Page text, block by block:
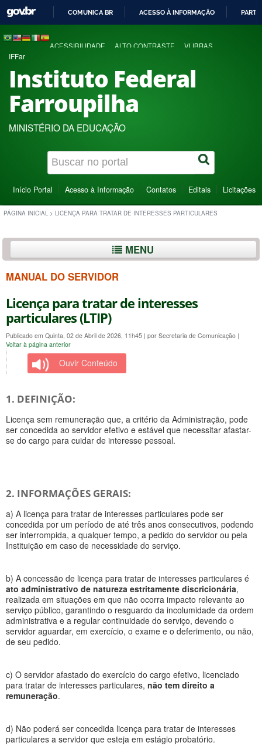
COMUNICA BR ACESSO À INFORMAÇÃO
ACESSIBILIDADE ALTO CONTRASTE VLIBRAS
IFFar
Instituto Federal
Farroupilha
MINISTÉRIO DA EDUCAÇÃO
Início Portal Acesso à Informação Contatos Editais Licitações
PÁGINA INICIAL > LICENÇA PARA TRATAR DE INTERESSES PARTICULARES
MENU
MANUAL DO SERVIDOR
Licença para tratar de interesses
particulares (LTIP)
Publicado em Quinta, 02 de Abril de 2026, 11h45 | por Secretaria de Comunicação |
Voltar à página anterior
Ouvir Conteúdo
1. DEFINIÇÃO:
Licença sem remuneração que, a critério da Administração, pode
ser concedida ao servidor efetivo e estável que necessitar afastar-
se do cargo para cuidar de interesse pessoal.
2. INFORMAÇÕES GERAIS:
a) A licença para tratar de interesses particulares pode ser
concedida por um período de até três anos consecutivos, podendo
ser interrompida, a qualquer tempo, a pedido do servidor ou pela
Instituição em caso de necessidade do serviço.
b) A concessão de licença para tratar de interesses particulares é
ato administrativo de natureza estritamente discricionária,
realizada em situações em que não ocorra impacto relevante ao
serviço público, garantindo o resguardo da incolumidade da ordem
administrativa e a regular continuidade do serviço, devendo o
servidor aguardar, em exercício, o exame e o deferimento, ou não,
de seu pedido.
c) O servidor afastado do exercício do cargo efetivo, licenciado
para tratar de interesses particulares, não tem direito a
remuneração.
d) Não poderá ser concedida licença para tratar de interesses
particulares a servidor que esteja em estágio probatório.